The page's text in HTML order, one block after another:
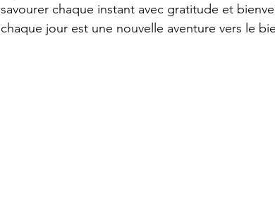
savourer chaque instant avec gratitude et
chaque jour est une nouvelle aventure vers le